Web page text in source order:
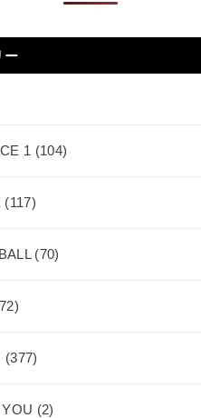
ー
1 (104)
(117)
(70)
(377)
(2)